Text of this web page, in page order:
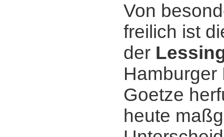
Von
freilich ist
der
Hamburger
Goetze
heute